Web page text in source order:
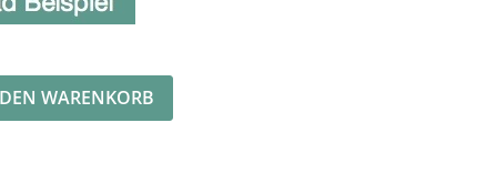
WARENKORB
Alternative: